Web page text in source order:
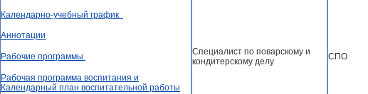
Календарно-учебный график
Аннотации
Рабочие программы
Рабочая программа воспитания и
Календарный план воспитательной работы
Специалист по поварскому и
кондитерскому делу
СПО